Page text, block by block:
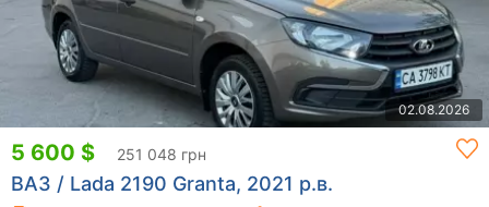
02.08.2026
5 600 $ 251 048 грн
ВАЗ / Lada 2190 Granta, 2021 р.в.